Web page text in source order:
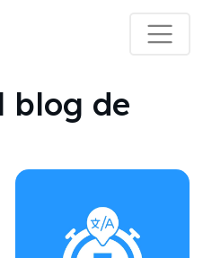
blog de